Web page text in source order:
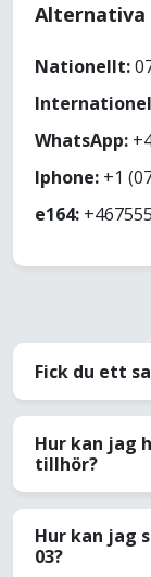
Alternativa
Nationellt:
WhatsApp:
Iphone: +1
e164:
Fick du ett
Hur kan jag
tillhör?
Hur kan jag
03?